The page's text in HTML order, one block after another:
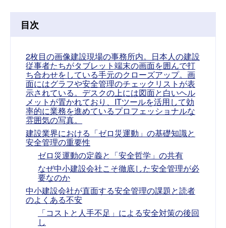
目次
2枚目の画像建設現場の事務所内。日本人の建設
従事者たちがタブレット端末の画面を囲んで打
ち合わせをしている手元のクローズアップ。画
面にはグラフや安全管理のチェックリストが表
示されている。デスクの上には図面と白いヘル
メットが置かれており、ITツールを活用して効
率的に業務を進めているプロフェッショナルな
雰囲気の写真。
建設業界における「ゼロ災運動」の基礎知識と
安全管理の重要性
ゼロ災運動の定義と「安全哲学」の共有
なぜ中小建設会社こそ徹底した安全管理が必
要なのか
中小建設会社が直面する安全管理の課題と読者
のよくある不安
「コストと人手不足」による安全対策の後回
し